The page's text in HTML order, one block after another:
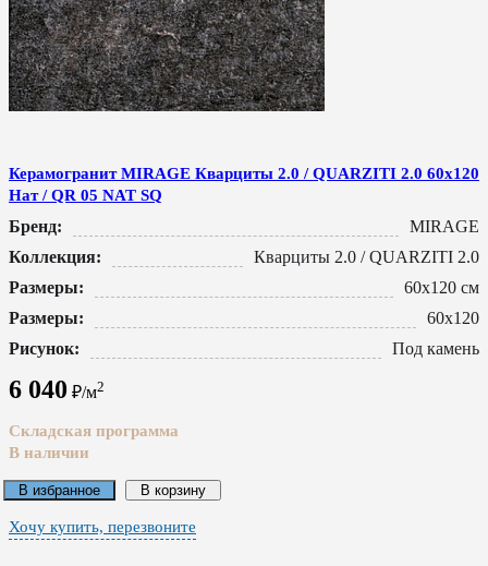
Керамогранит MIRAGE Кварциты 2.0 / QUARZITI 2.0 60x120
Нат / QR 05 NAT SQ
Бренд:
MIRAGE
Коллекция:
Кварциты 2.0 / QUARZITI 2.0
Размеры:
60x120 см
Размеры:
60x120
Рисунок:
Под камень
6 040 ₽/м2
Складская программа
В наличии
В избранное В корзину
Хочу купить, перезвоните